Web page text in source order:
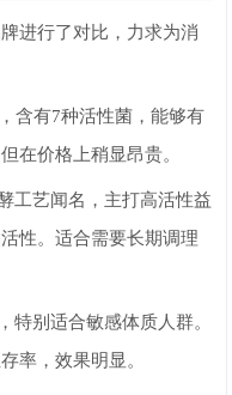
进行了对比，力求为消
含有7种活性菌，能够有
在价格上稍显昂贵。
工艺闻名，主打高活性益
性。适合需要长期调理
特别适合敏感体质人群。
率，效果明显。